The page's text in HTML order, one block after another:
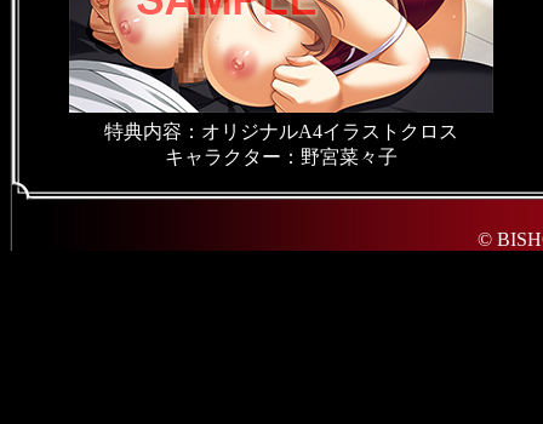
特典内容：オリジナルA4イラストクロス
キャラクター：野宮菜々子
©